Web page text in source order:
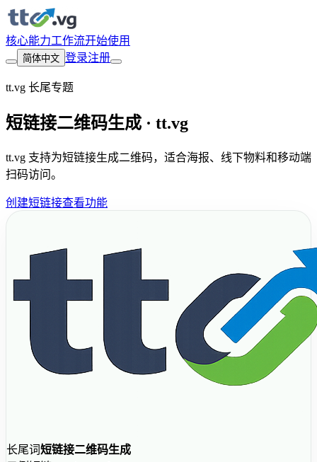
核心能力工作流开始使用
简体中文 登录注册
tt.vg 长尾专题
短链接二维码生成 · tt.vg
tt.vg 支持为短链接生成二维码，适合海报、线下物料和移动端
扫码访问。
创建短链接查看功能
长尾词短链接二维码生成